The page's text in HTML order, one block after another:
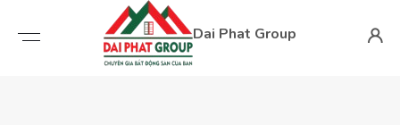
Dai Phat Group